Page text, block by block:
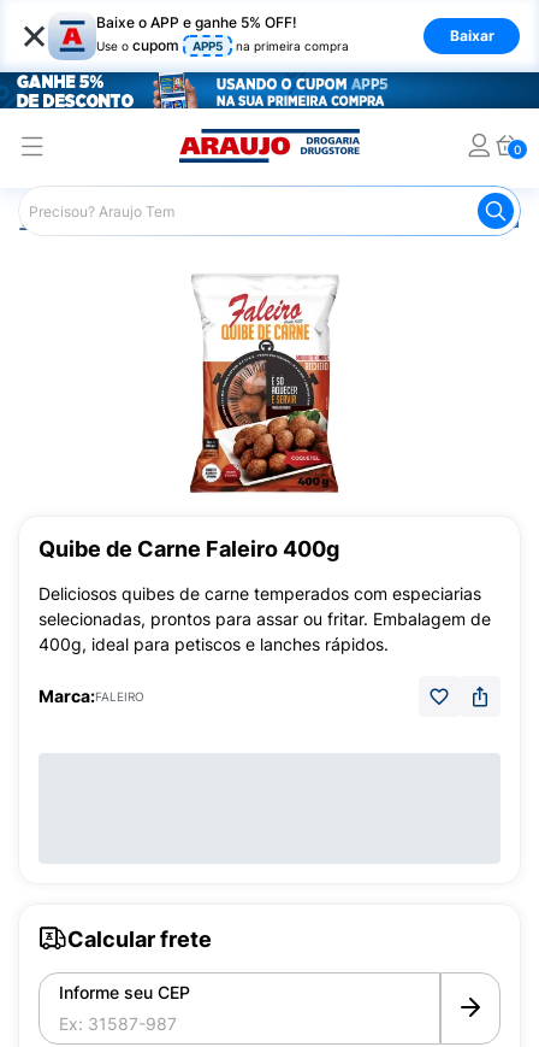
× Baixe o APP e ganhe 5% OFF!
Use o cupom APP5 na primeira compra
Baixar
0
Araujo Mercado Alimentos Congelados e de Geladeira
Quibe de Carne Faleiro 400g
Deliciosos quibes de carne temperados com especiarias
selecionadas, prontos para assar ou fritar. Embalagem de
400g, ideal para petiscos e lanches rápidos.
Marca:FALEIRO
Calcular frete
Informe seu CEP